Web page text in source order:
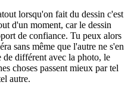
lorsqu'on fait du dessin c'est
d'un moment, car le dessin
de confiance. Tu peux alors
sans même que l'autre ne s'en
de différent avec la photo, le
choses passent mieux par tel
autre.